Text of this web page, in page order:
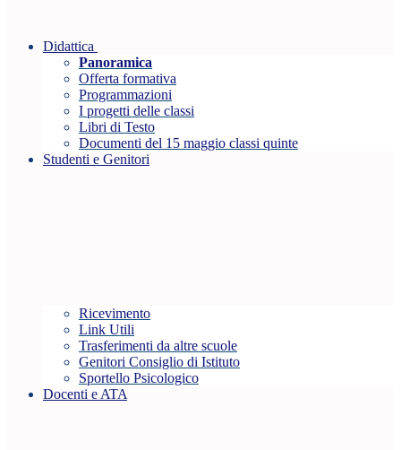
Didattica
Panoramica
Offerta formativa
Programmazioni
I progetti delle classi
Libri di Testo
Documenti del 15 maggio classi quinte
Studenti e Genitori
Ricevimento
Link Utili
Trasferimenti da altre scuole
Genitori Consiglio di Istituto
Sportello Psicologico
Docenti e ATA